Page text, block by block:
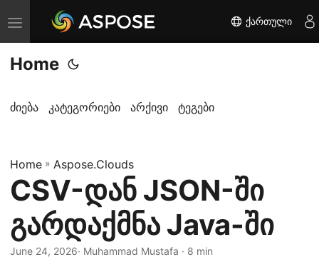
T
o
g
l
a
v
i
g
a
ქართული
Home
ძიება კატეგორიები არქივი ტეგები
Home » Aspose.Clouds
CSV-დან JSON-ში
გარდაქმნა Java-ში
June 24, 2026· Muhammad Mustafa · 8 min